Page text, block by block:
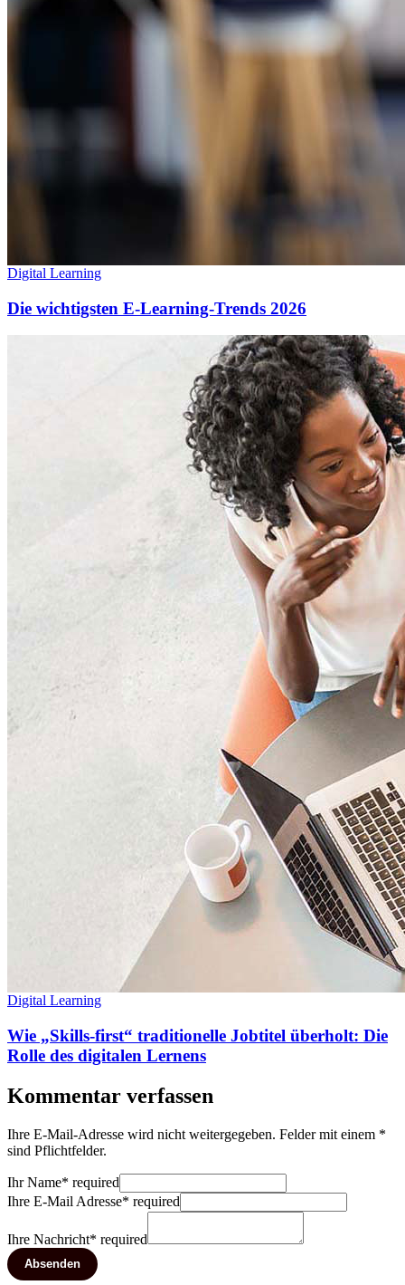
Digital Learning
Die wichtigsten E-Learning-Trends 2026
Digital Learning
Wie „Skills-first“ traditionelle Jobtitel überholt: Die
Rolle des digitalen Lernens
Kommentar verfassen
Ihre E-Mail-Adresse wird nicht weitergegeben. Felder mit einem *
sind Pflichtfelder.
Ihr Name* required
Ihre E-Mail Adresse* required
Ihre Nachricht* required
Absenden